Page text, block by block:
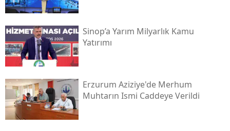
Sinop’a Yarım Milyarlık Kamu
Yatırımı
Erzurum Aziziye'de Merhum
Muhtarın Ismi Caddeye Verildi